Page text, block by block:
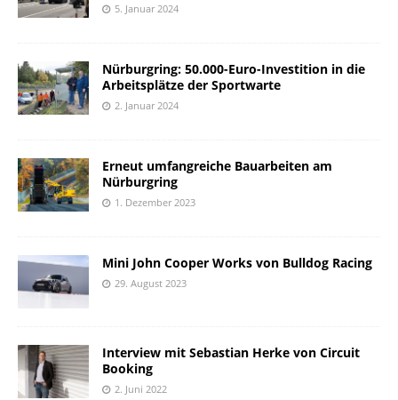
5. Januar 2024
Nürburgring: 50.000-Euro-Investition in die
Arbeitsplätze der Sportwarte
2. Januar 2024
Erneut umfangreiche Bauarbeiten am
Nürburgring
1. Dezember 2023
Mini John Cooper Works von Bulldog Racing
29. August 2023
Interview mit Sebastian Herke von Circuit
Booking
2. Juni 2022